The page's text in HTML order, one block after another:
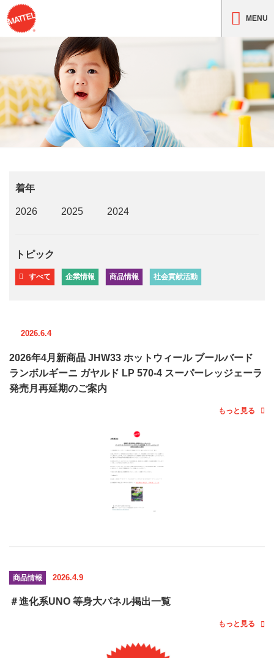
MENU
着年
2026 2025 2024
トピック
すべて 企業情報 商品情報 社会貢献活動
2026.6.4
2026年4月新商品 JHW33 ホットウィール ブールバード
ランボルギーニ ガヤルド LP 570-4 スーパーレッジェーラ
発売月再延期のご案内
もっと見る
商品情報 2026.4.9
＃進化系UNO 等身大パネル掲出一覧
もっと見る